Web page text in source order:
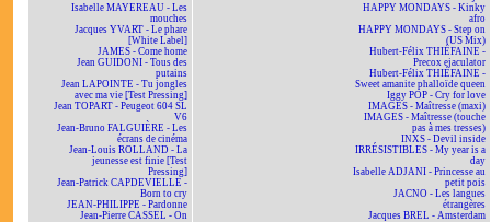
Isabelle MAYEREAU - Les
mouches
Jacques YVART - Le phare
[White Label]
JAMES - Come home
Jean GUIDONI - Tous des
putains
Jean LAPOINTE - Tu jongles
avec ma vie [Test Pressing]
Jean TOPART - Peugeot 604 SL
V6
Jean-Bruno FALGUIÈRE - Les
écrans de cinéma
Jean-Louis ROLLAND - La
jeunesse est finie [Test
Pressing]
Jean-Patrick CAPDEVIELLE -
Born to cry
JEAN-PHILIPPE - Pardonne
Jean-Pierre CASSEL - On
HAPPY MONDAYS - Kinky
afro
HAPPY MONDAYS - Step on
(US Mix)
Hubert-Félix THIÉFAINE -
Precox ejaculator
Hubert-Félix THIÉFAINE -
Sweet amanite phalloïde queen
Iggy POP - Cry for love
IMAGES - Maîtresse (maxi)
IMAGES - Maîtresse (touche
pas à mes tresses)
INXS - Devil inside
IRRÉSISTIBLES - My year is a
day
Isabelle ADJANI - Princesse au
petit pois
JACNO - Les langues
étrangères
Jacques BREL - Amsterdam